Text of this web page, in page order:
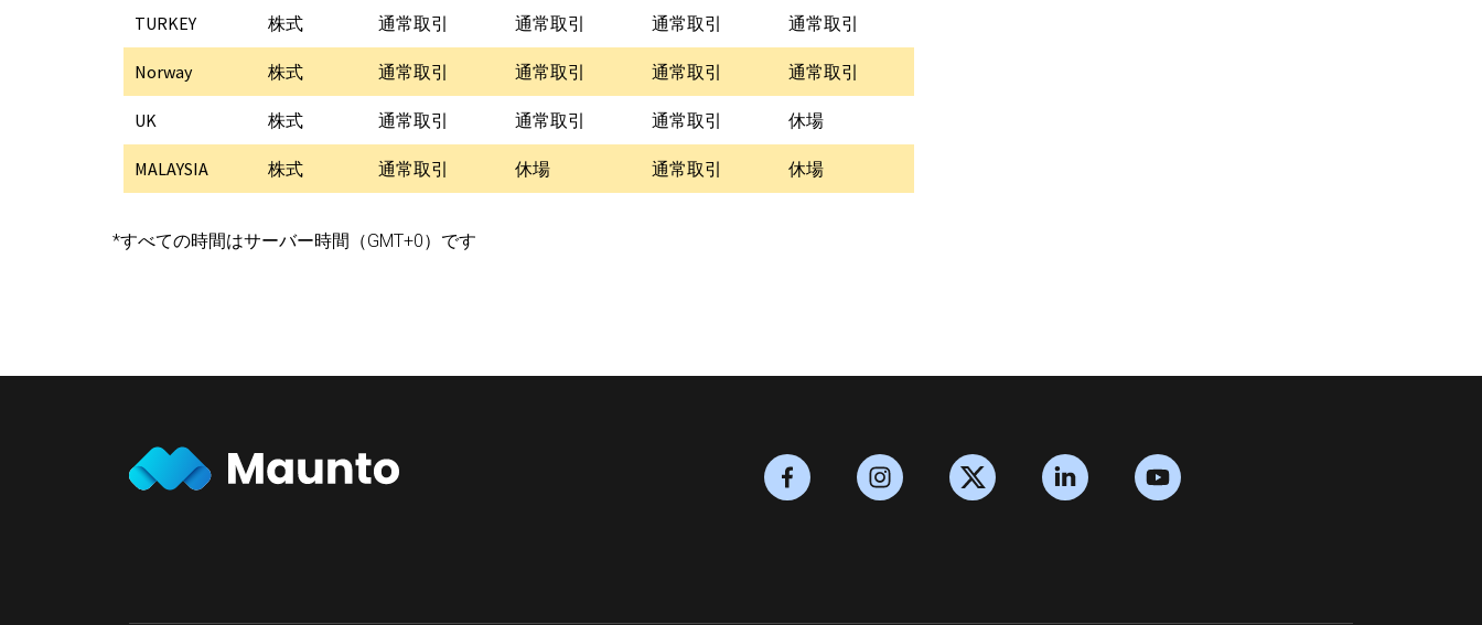
TURKEY 株式 通常取引 通常取引 通常取引 通常取引
Norway 株式 通常取引 通常取引 通常取引 通常取引
UK 株式 通常取引 通常取引 通常取引 休場
MALAYSIA 株式 通常取引 休場 通常取引 休場
*すべての時間はサーバー時間（GMT+0）です